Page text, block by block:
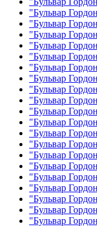
"Бульвар
"Бульвар
"Бульвар
"Бульвар
"Бульвар
"Бульвар
"Бульвар
"Бульвар
"Бульвар
"Бульвар
"Бульвар
"Бульвар
"Бульвар
"Бульвар
"Бульвар
"Бульвар
"Бульвар
"Бульвар
"Бульвар
"Бульвар